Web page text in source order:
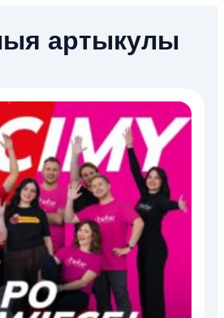
артыкулы